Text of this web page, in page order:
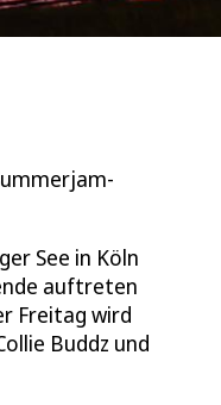
See in Köln
auftreten
Freitag wird
Buddz und